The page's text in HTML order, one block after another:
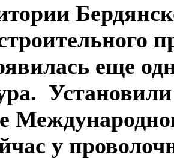
еще
Установили
у